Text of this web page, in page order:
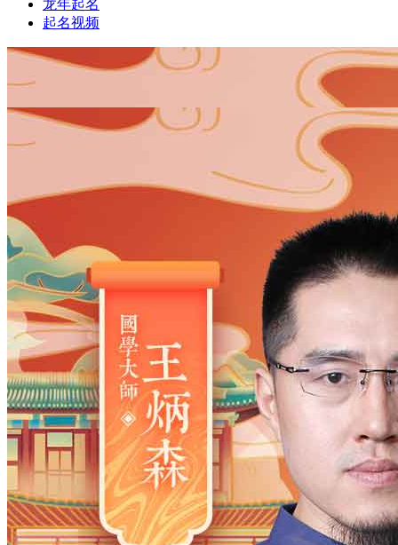
龙年起名
起名视频
男
男 女
出生时间
2026年 日 时38 分
年
2028
2027 2026 2025 2024
2023
2022
2021 2020 2019 2018
2015
2014 2013 2012 2011
2009
2008 2007 2006 2005
2003
2002
2001 2000 1999 1998
1997
1995 1994 1993 1991
1990
1989
1988 1987 1986 1985
1984
1983
1982 1981 1980 1979 1978
1977
1976
1975 1974 1973 1972
1971